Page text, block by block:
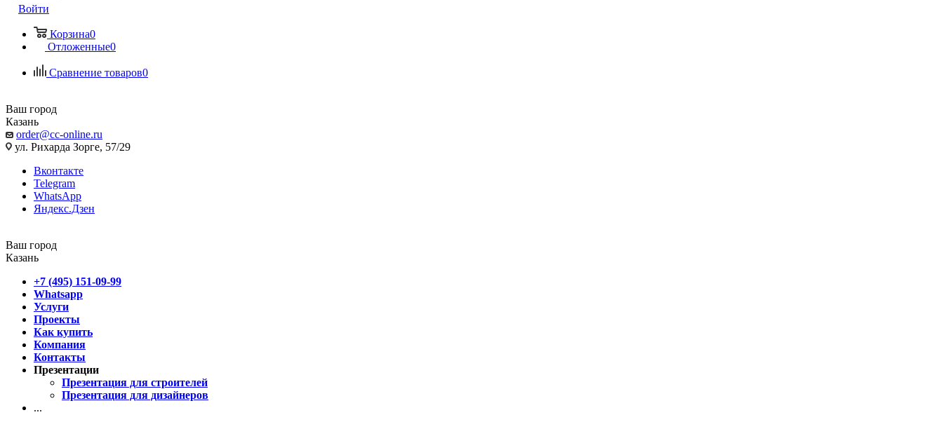
Войти
Корзина0
Отложенные0
Сравнение товаров0
Ваш город
Казань
order@cc-online.ru
ул. Рихарда Зорге, 57/29
Вконтакте
Telegram
WhatsApp
Яндекс.Дзен
Ваш город
Казань
+7 (495) 151-09-99
Whatsapp
Услуги
Проекты
Как купить
Компания
Контакты
Презентации
Презентация для строителей
Презентация для дизайнеров
...